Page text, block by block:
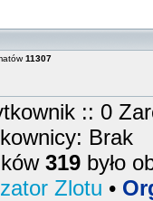
11307
:: 0
Brak
319 było
Zlotu •